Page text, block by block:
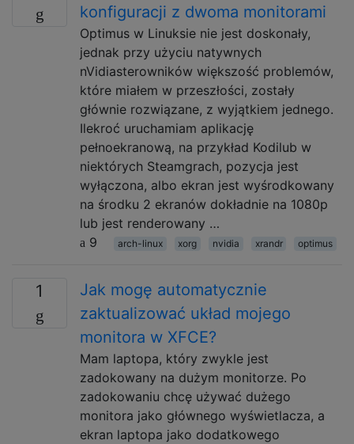
konfiguracji z dwoma monitorami
Optimus w Linuksie nie jest doskonały,
jednak przy użyciu natywnych
nVidiasterowników większość problemów,
które miałem w przeszłości, zostały
głównie rozwiązane, z wyjątkiem jednego.
Ilekroć uruchamiam aplikację
pełnoekranową, na przykład Kodilub w
niektórych Steamgrach, pozycja jest
wyłączona, albo ekran jest wyśrodkowany
na środku 2 ekranów dokładnie na 1080p
lub jest renderowany …
9
arch-linux xorg nvidia xrandr optimus
1
Jak mogę automatycznie
zaktualizować układ mojego
monitora w XFCE?
Mam laptopa, który zwykle jest
zadokowany na dużym monitorze. Po
zadokowaniu chcę używać dużego
monitora jako głównego wyświetlacza, a
ekran laptopa jako dodatkowego